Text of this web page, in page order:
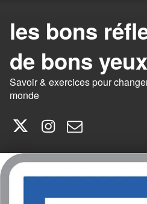
les bons
de bons yeux
Savoir & exercices pour
monde